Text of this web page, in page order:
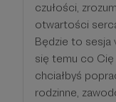
czułości,
otwartości
Będzie to sesja
się temu co Cię
chciałbyś
rodzinne,